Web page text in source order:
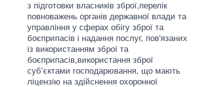
з підготовки власників зброї,перелік
повноважень органів державної влади та
управління у сферах обігу зброї та
боєприпасів і надання послуг, пов'язаних
із використанням зброї та
боєприпасів,використання зброї
суб’єктами господарювання, що мають
ліцензію на здійснення охоронної